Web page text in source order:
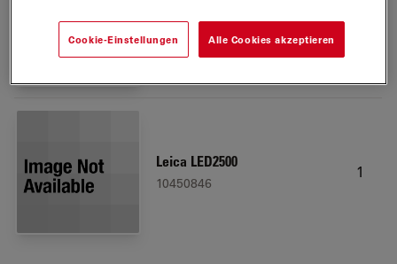
10445662
Leica LED2500
10450846
1
Cookie-Einstellungen Alle Cookies akzeptieren